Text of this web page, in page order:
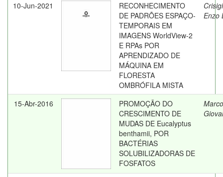
10-Jun-2021
RECONHECIMENTO
DE PADRÕES ESPAÇO-
TEMPORAIS EM
IMAGENS WorldView-2
E RPAs POR
APRENDIZADO DE
MÁQUINA EM
FLORESTA
OMBRÓFILA MISTA
Enzo
15-Abr-2016
PROMOÇÃO DO
CRESCIMENTO DE
MUDAS DE Eucalyptus
benthamii, POR
BACTÉRIAS
SOLUBILIZADORAS DE
FOSFATOS